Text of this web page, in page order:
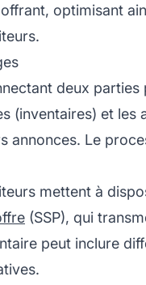
optimisant
deux parties
(inventaires) et les
annonces. Le
mettent à
(SSP), qui
peut inclure